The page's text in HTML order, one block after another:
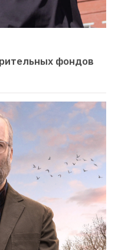
фондов